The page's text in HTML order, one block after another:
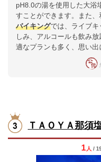
pH8.0の湯を使用した大浴
すことができます。また
バイキングでは、ライブ
しみ、アルコールも飲み放
適なプランも多く、思い出
ＴＡＯＹＡ那須
1 人 /